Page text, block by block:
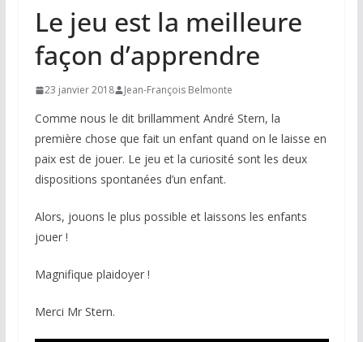
Le jeu est la meilleure
façon d’apprendre
23 janvier 2018 Jean-François Belmonte
Comme nous le dit brillamment André Stern, la
première chose que fait un enfant quand on le laisse en
paix est de jouer. Le jeu et la curiosité sont les deux
dispositions spontanées d’un enfant.
Alors, jouons le plus possible et laissons les enfants
jouer !
Magnifique plaidoyer !
Merci Mr Stern.